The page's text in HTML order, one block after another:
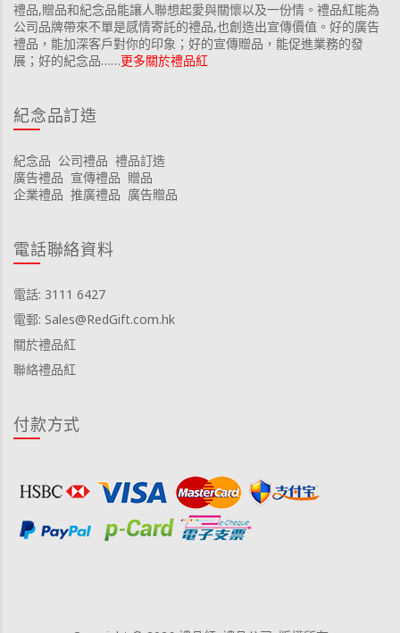
禮品,贈品和紀念品能讓人聯想起愛與關懷以及一份情。禮品紅能為
公司品牌帶來不單是感情寄託的禮品,也創造出宣傳價值。好的廣告
禮品，能加深客戶對你的印象；好的宣傳贈品，能促進業務的發
展；好的紀念品……更多關於禮品紅
紀念品訂造
紀念品 公司禮品 禮品訂造
廣告禮品 宣傳禮品 贈品
企業禮品 推廣禮品 廣告贈品
電話聯絡資料
電話: 3111 6427
電郵: Sales@RedGift.com.hk
關於禮品紅
聯絡禮品紅
付款方式